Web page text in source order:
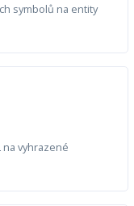
symbolů na entity
na vyhrazené